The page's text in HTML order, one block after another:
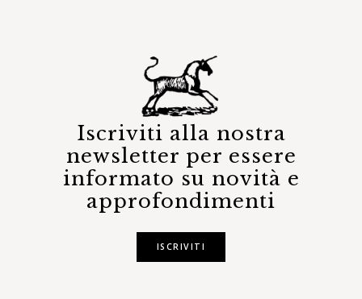
Iscriviti alla nostra
newsletter per essere
informato su novità e
approfondimenti
ISCRIVITI